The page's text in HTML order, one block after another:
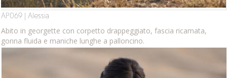
AP069 | Alessia
Abito in georgette con corpetto drappeggiato, fascia ricamata,
gonna fluida e maniche lunghe a palloncino.